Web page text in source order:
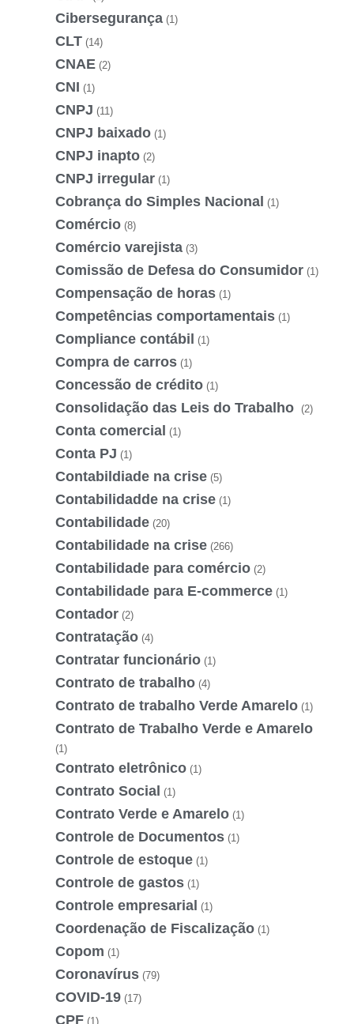
Cibersegurança (1)
CLT (14)
CNAE (2)
CNI (1)
CNPJ (11)
CNPJ baixado (1)
CNPJ inapto (2)
CNPJ irregular (1)
Cobrança do Simples Nacional (1)
Comércio (8)
Comércio varejista (3)
Comissão de Defesa do Consumidor (1)
Compensação de horas (1)
Competências comportamentais (1)
Compliance contábil (1)
Compra de carros (1)
Concessão de crédito (1)
Consolidação das Leis do Trabalho (2)
Conta comercial (1)
Conta PJ (1)
Contabildiade na crise (5)
Contabilidadde na crise (1)
Contabilidade (20)
Contabilidade na crise (266)
Contabilidade para comércio (2)
Contabilidade para E-commerce (1)
Contador (2)
Contratação (4)
Contratar funcionário (1)
Contrato de trabalho (4)
Contrato de trabalho Verde Amarelo (1)
Contrato de Trabalho Verde e Amarelo
(1)
Contrato eletrônico (1)
Contrato Social (1)
Contrato Verde e Amarelo (1)
Controle de Documentos (1)
Controle de estoque (1)
Controle de gastos (1)
Controle empresarial (1)
Coordenação de Fiscalização (1)
Copom (1)
Coronavírus (79)
COVID-19 (17)
CPF (1)